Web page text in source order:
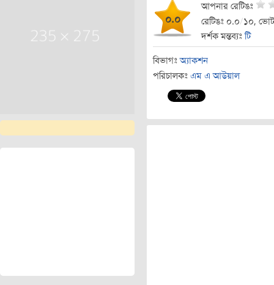
০.০
আপনার রেটিঙঃ
রেটিঙঃ ০.০/১০,
দর্শক মন্তব্যঃটি
বিভাগঃ অ্যাকশন
পরিচালকঃ এম এ আউয়াল